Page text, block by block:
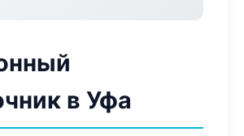
в Уфа